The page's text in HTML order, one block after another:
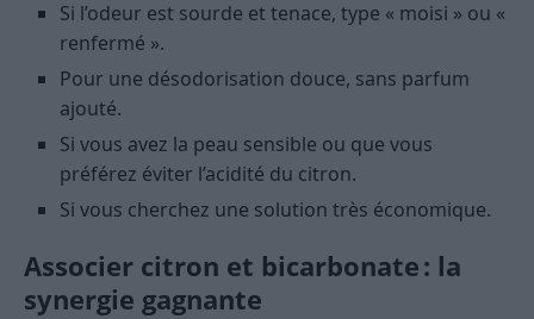
Si l’odeur est sourde et tenace, type « moisi » ou «
renfermé ».
Pour une désodorisation douce, sans parfum
ajouté.
Si vous avez la peau sensible ou que vous
préférez éviter l’acidité du citron.
Si vous cherchez une solution très économique.
Associer citron et bicarbonate : la
synergie gagnante